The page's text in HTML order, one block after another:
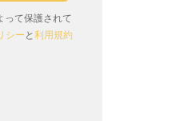
って保護されて
シー と 利用規約